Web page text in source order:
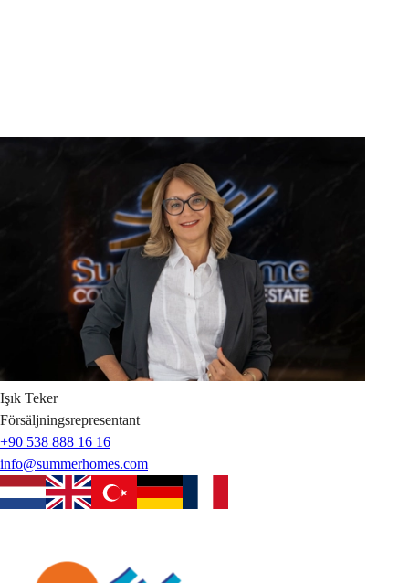
Işık Teker
Försäljningsrepresentant
+90 538 888 16 16
info@summerhomes.com